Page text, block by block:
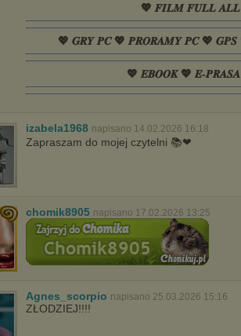
💖 𝑭𝑰𝑳𝑴 𝑭𝑼𝑳𝑳
💖 𝑮𝑹𝒀 𝑷𝑪 💖 𝑷𝑹𝑶𝑹𝑨𝑴𝒀 𝑷𝑪 💖
💖 𝑬𝑩𝑶𝑶𝑲 💖 𝑬-
izabela1968 napisano 14.02.2026 16:18
Zapraszam do mojej czytelni 📚❤
chomik8905 napisano 17.02.2026 13:25
Agnes_scorpio napisano 25.03.2026 15:16
ZŁODZIEJ!!!!